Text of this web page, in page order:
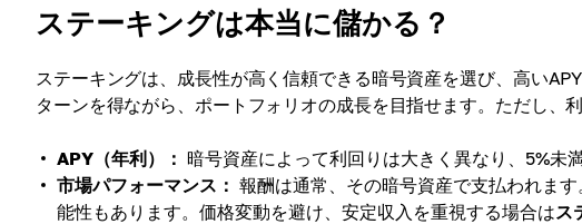
ステーキングは本当に儲かる？
ステーキングは、成長性が高く信頼できる暗号資産を選び、高い
ターンを得ながら、ポートフォリオの成長を目指せます。ただし、
APY（年利）： 暗号資産によって利回りは大きく異なり、5%未
市場パフォーマンス： 報酬は通常、その暗号資産で支払われま
能性もあります。価格変動を避け、安定収入を重視する場合はス